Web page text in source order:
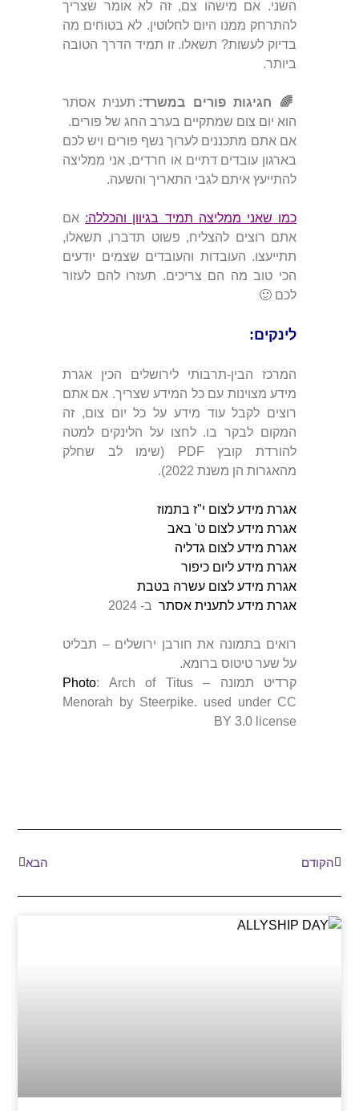
השני. אם מישהו צם, זה לא אומר שצריך
להתרחק ממנו היום לחלוטין. לא בטוחים מה
בדיוק לעשות? תשאלו. זו תמיד הדרך הטובה
ביותר.
🌈 חגיגות פורים במשרד: תענית אסתר
הוא יום צום שמתקיים בערב החג של פורים.
אם אתם מתכננים לערוך נשף פורים ויש לכם
בארגון עובדים דתיים או חרדים, אני ממליצה
להתייעץ איתם לגבי התאריך והשעה.
כמו שאני ממליצה תמיד בגיוון והכללה: אם
אתם רוצים להצליח, פשוט תדברו, תשאלו,
תתייעצו. העובדות והעובדים שצמים יודעים
הכי טוב מה הם צריכים. תעזרו להם לעזור
לכם 🙂
לינקים:
המרכז הבין-תרבותי לירושלים הכין אגרת
מידע מצוינות עם כל המידע שצריך. אם אתם
רוצים לקבל עוד מידע על כל יום צום, זה
המקום לבקר בו. לחצו על הלינקים למטה
להורדת קובץ PDF (שימו לב שחלק
מהאגרות הן משנת 2022).
אגרת מידע לצום י"ז בתמוז
אגרת מידע לצום ט' באב
אגרת מידע לצום גדליה
אגרת מידע ליום כיפור
אגרת מידע לצום עשרה בטבת
אגרת מידע לתענית אסתר ב- 2024
רואים בתמונה את חורבן ירושלים – תבליט
על שער טיטוס ברומא.
קרדיט תמונה –
Photo: Arch of Titus
Menorah by Steerpike. used under CC
BY 3.0 license
הקודם הבא